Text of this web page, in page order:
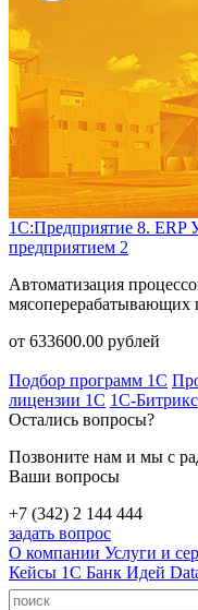
1С:Предприятие 8. ERP
предприятием 2
Автоматизация
мясоперерабатывающих
от 633600.00 рублей
Подбор программ 1С
лицензии 1С 1С-Битрикс
Остались вопросы?
Позвоните нам и мы с
Ваши вопросы
+7 (342) 2 144 444
задать вопрос
О компании Услуги и
Кейсы 1С Банк Идей